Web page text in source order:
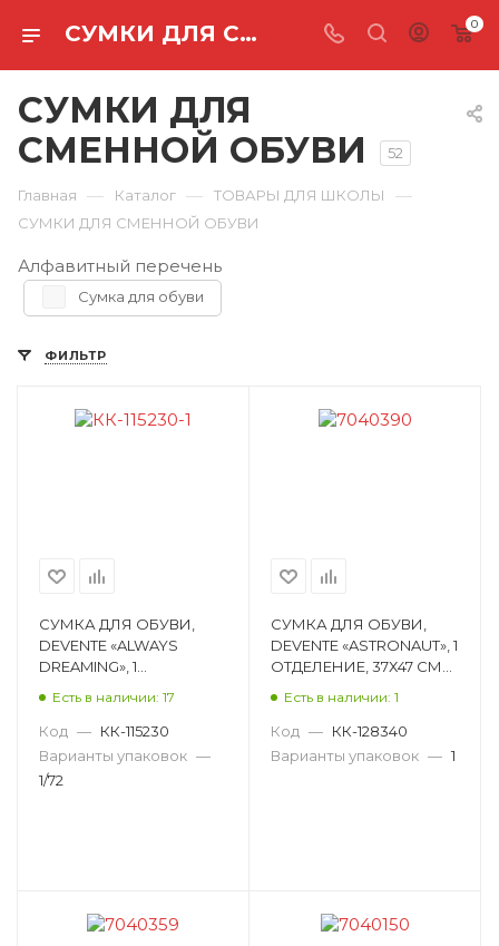
СУМКИ ДЛЯ СМЕННОЙ ОБУВИ 0
СУМКИ ДЛЯ
СМЕННОЙ ОБУВИ
52
Главная — Каталог — ТОВАРЫ ДЛЯ ШКОЛЫ —
СУМКИ ДЛЯ СМЕННОЙ ОБУВИ
Алфавитный перечень
Сумка для обуви
ФИЛЬТР
СУМКА ДЛЯ ОБУВИ,
DEVENTE «ALWAYS
DREAMING», 1
Есть в наличии: 17
Код — КК-115230
Варианты упаковок —
1/72
СУМКА ДЛЯ ОБУВИ,
DEVENTE «ASTRONAUT», 1
ОТДЕЛЕНИЕ, 37Х47 СМ
Есть в наличии: 1
Код — КК-128340
Варианты упаковок — 1